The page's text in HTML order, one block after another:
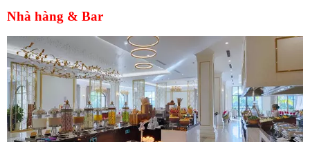
Nhà hàng & Bar